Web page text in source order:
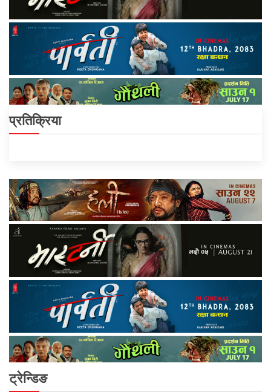
प्रतिक्रिया
ट्रेन्डिङ